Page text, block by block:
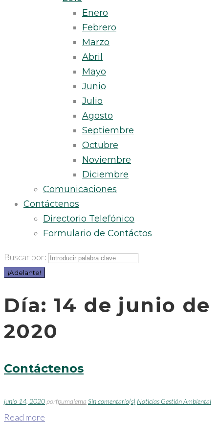
Enero
Febrero
Marzo
Abril
Mayo
Junio
Julio
Agosto
Septiembre
Octubre
Noviembre
Diciembre
Comunicaciones
Contáctenos
Directorio Telefónico
Formulario de Contáctos
Buscar por:
¡Adelante!
Día:14 de junio de
2020
Contáctenos
junio 14, 2020porfpumalema Sin comentario(s) Noticias Gestión Ambiental
Read more